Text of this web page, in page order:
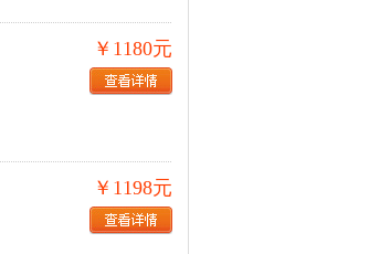
￥1180元
￥1198元